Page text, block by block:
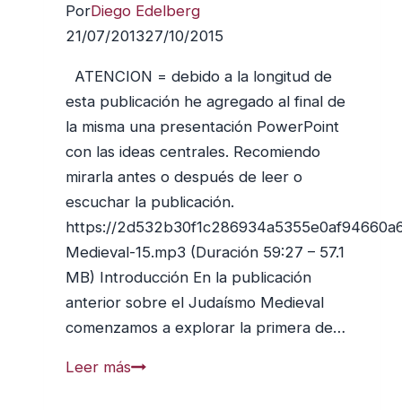
PorDiego Edelberg
21/07/201327/10/2015
ATENCION = debido a la longitud de
esta publicación he agregado al final de
la misma una presentación PowerPoint
con las ideas centrales. Recomiendo
mirarla antes o después de leer o
escuchar la publicación.
https://
Medieval-15.mp3 (Duración 59:27 – 57.1
MB) Introducción En la publicación
anterior sobre el Judaísmo Medieval
comenzamos a explorar la primera de…
Leer másPatrones